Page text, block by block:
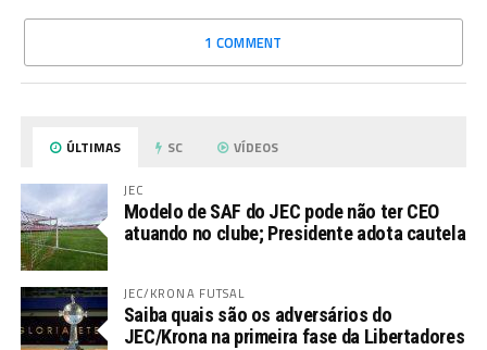
1 COMMENT
ÚLTIMAS SC VÍDEOS
JEC
Modelo de SAF do JEC pode não ter CEO
atuando no clube; Presidente adota cautela
JEC/KRONA FUTSAL
Saiba quais são os adversários do
JEC/Krona na primeira fase da Libertadores